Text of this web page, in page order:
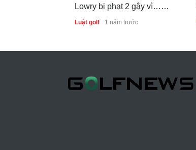
Lowry bị phạt 2 gậy vì…
swing nháp
Luật golf 1 năm trước